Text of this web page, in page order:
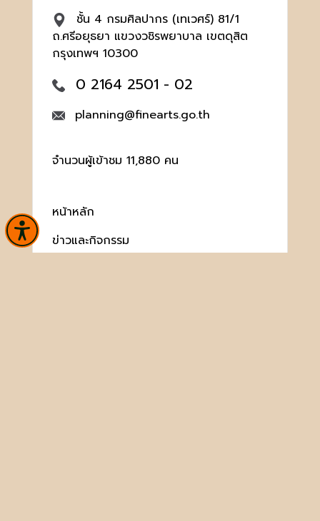
ชั้น 4 กรมศิลปากร (เทเวศร์) 81/1
ถ.ศรีอยุธยา แขวงวชิรพยาบาล เขตดุสิต
กรุงเทพฯ 10300
0 2164 2501 - 02
planning@finearts.go.th
จำนวนผู้เข้าชม 11,880 คน
หน้าหลัก
ข่าวและกิจกรรม